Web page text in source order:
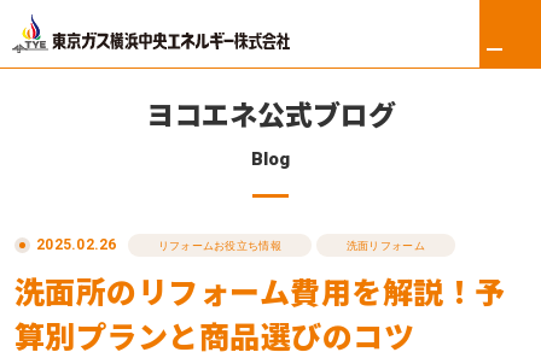
リフォーム
東京ガス修理サービス
ヨコエネ公式ブログ
Blog
2025.02.26 リフォームお役立ち情報 洗面リフォーム
洗面所のリフォーム費用を解説！予
算別プランと商品選びのコツ